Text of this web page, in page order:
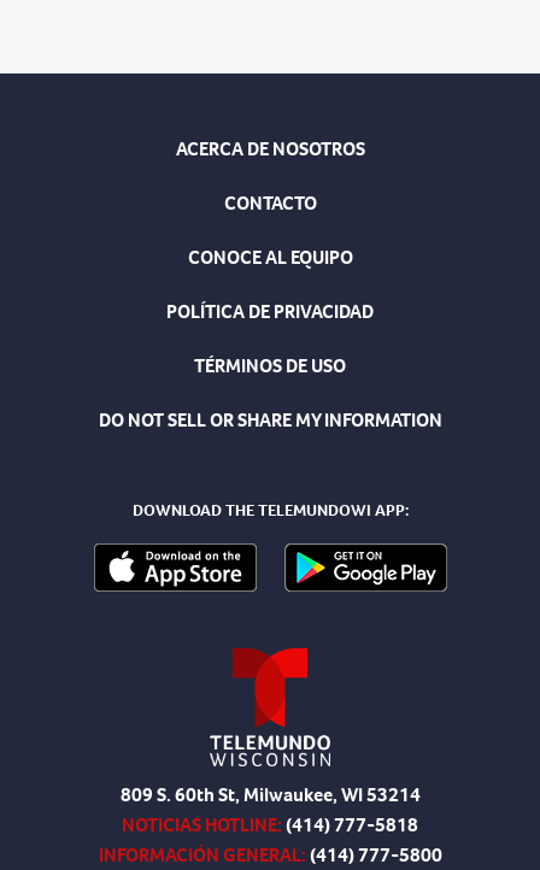
ACERCA DE NOSOTROS
CONTACTO
CONOCE AL EQUIPO
POLÍTICA DE PRIVACIDAD
TÉRMINOS DE USO
DO NOT SELL OR SHARE MY INFORMATION
DOWNLOAD THE TELEMUNDOWI APP:
809 S. 60th St, Milwaukee, WI 53214
NOTICIAS HOTLINE:(414) 777-5818
INFORMACIÓN GENERAL:(414) 777-5800